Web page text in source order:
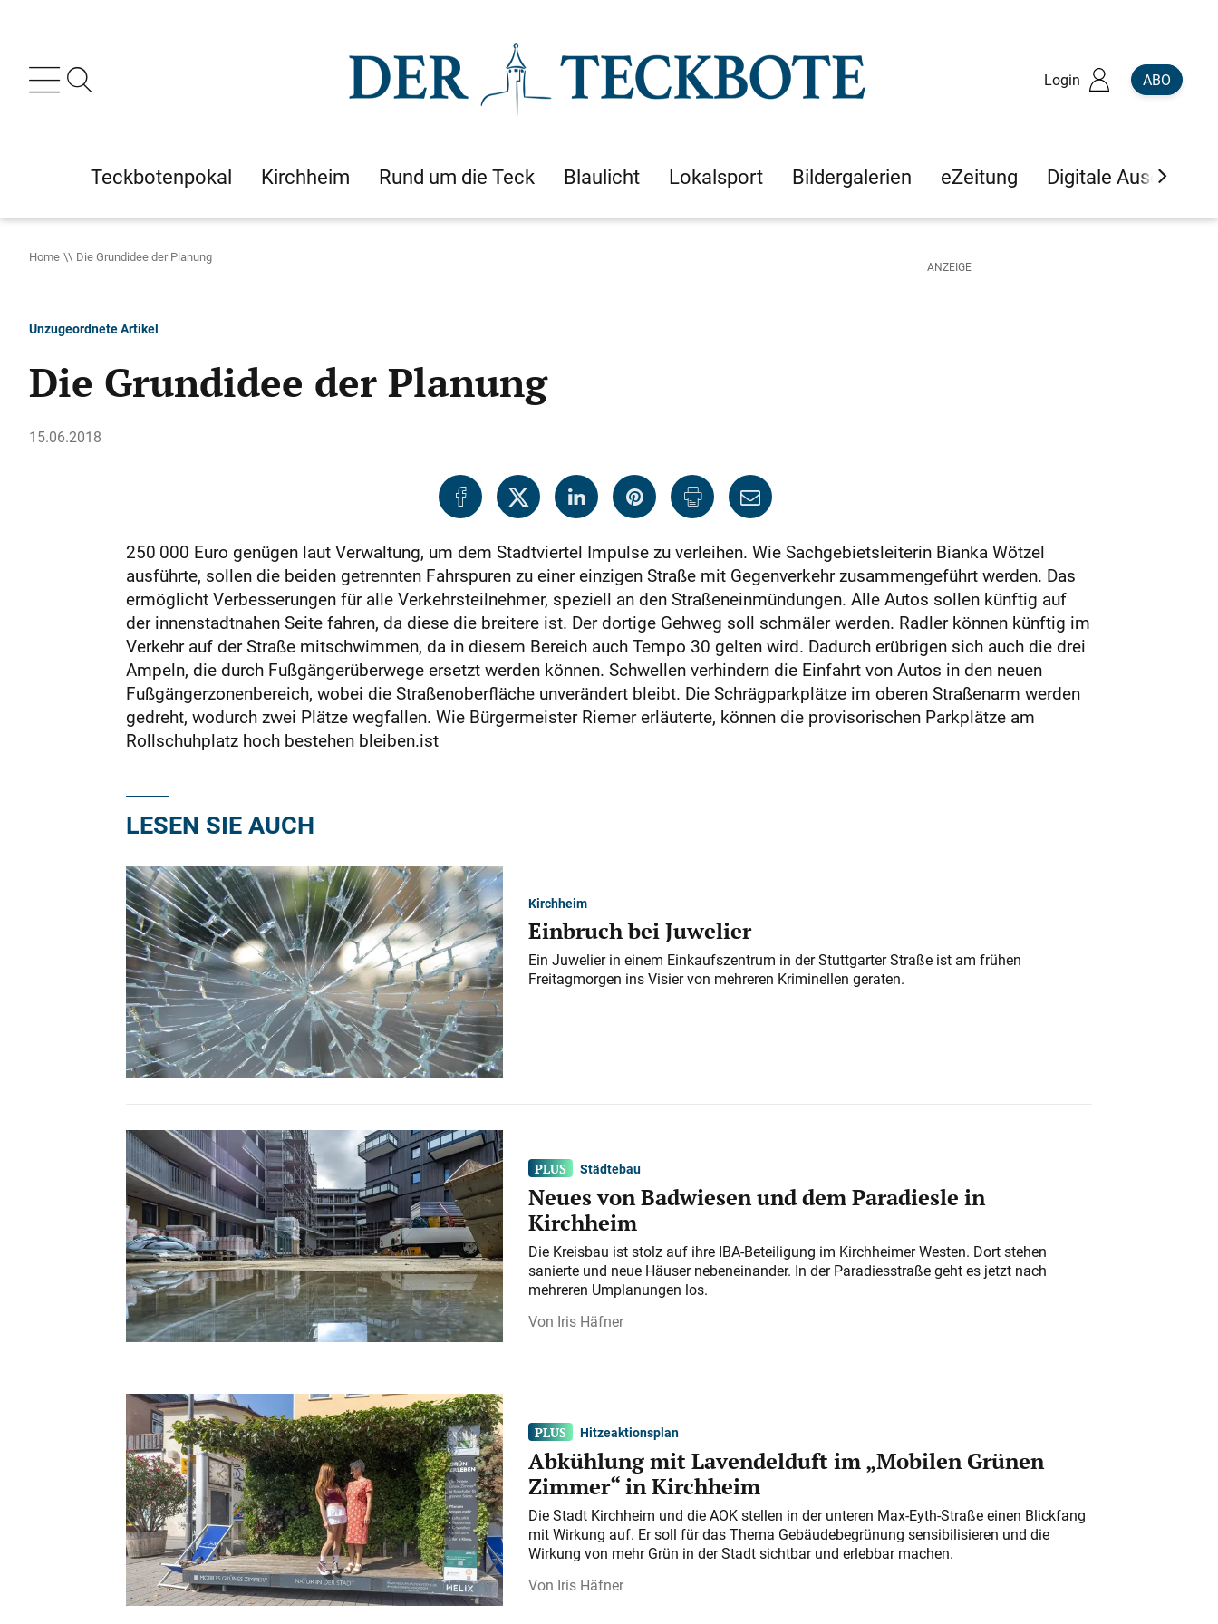
Login ABO
Teckbotenpokal Kirchheim Rund um die Teck Blaulicht Lokalsport Bildergalerien eZeitung Digitale Ausgaben
Home Die Grundidee der Planung
Unzugeordnete Artikel
Die Grundidee der Planung
15.06.2018
250 000 Euro genügen laut Verwaltung, um dem Stadtviertel Impulse zu verleihen. Wie Sachgebietsleiterin Bianka Wötzel
ausführte, sollen die beiden getrennten Fahrspuren zu einer einzigen Straße mit Gegenverkehr zusammengeführt werden. Das
ermöglicht Verbesserungen für alle Verkehrsteilnehmer, speziell an den Straßeneinmündungen. Alle Autos sollen künftig auf
der innenstadtnahen Seite fahren, da diese die breitere ist. Der dortige Gehweg soll schmäler werden. Radler können künftig im
Verkehr auf der Straße mitschwimmen, da in diesem Bereich auch Tempo 30 gelten wird. Dadurch erübrigen sich auch die drei
Ampeln, die durch Fußgängerüberwege ersetzt werden können. Schwellen verhindern die Einfahrt von Autos in den neuen
Fußgängerzonenbereich, wobei die Straßenoberfläche unverändert bleibt. Die Schrägparkplätze im oberen Straßenarm werden
gedreht, wodurch zwei Plätze wegfallen. Wie Bürgermeister Riemer erläuterte, können die provisorischen Parkplätze am
Rollschuhplatz hoch bestehen bleiben.ist
LESEN SIE AUCH
Kirchheim
Einbruch bei Juwelier
Ein Juwelier in einem Einkaufszentrum in der Stuttgarter Straße ist am frühen
Freitagmorgen ins Visier von mehreren Kriminellen geraten.
Städtebau
Neues von Badwiesen und dem Paradiesle in
Kirchheim
Die Kreisbau ist stolz auf ihre IBA-Beteiligung im Kirchheimer Westen. Dort stehen
sanierte und neue Häuser nebeneinander. In der Paradiesstraße geht es jetzt nach
mehreren Umplanungen los.
Iris Häfner
Hitzeaktionsplan
Abkühlung mit Lavendelduft im „Mobilen Grünen
Zimmer“ in Kirchheim
Die Stadt Kirchheim und die AOK stellen in der unteren Max-Eyth-Straße einen Blickfang
mit Wirkung auf. Er soll für das Thema Gebäudebegrünung sensibilisieren und die
Wirkung von mehr Grün in der Stadt sichtbar und erlebbar machen.
Iris Häfner